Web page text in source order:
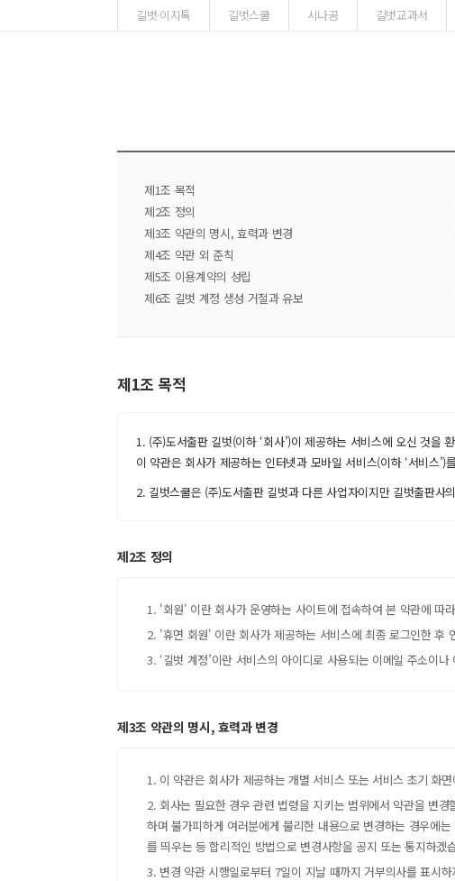
길벗·이지톡 길벗스쿨 시나공 길벗교과서
제1조 목적
제2조 정의
제3조 약관의 명시, 효력과 변경
제4조 약관 외 준칙
제5조 이용계약의 성립
제6조 길벗 계정 생성 거절과 유보
제1조 목적
1. (주)도서출판 길벗(이하 ‘회사’)이 제공하는 서비스에 오신 것을
이 약관은 회사가 제공하는 인터넷과 모바일 서비스(이하 ‘서비스
2. 길벗스쿨은 (주)도서출판 길벗과 다른 사업자이지만 길벗출판
제2조 정의
1. '회원' 이란 회사가 운영하는 사이트에 접속하여 본 약관에 따
2. '휴면 회원' 이란 회사가 제공하는 서비스에 최종 로그인한 후
3. ‘길벗 계정’이란 서비스의 아이디로 사용되는 이메일 주소이
제3조 약관의 명시, 효력과 변경
1. 이 약관은 회사가 제공하는 개별 서비스 또는 서비스 초기 화
2. 회사는 필요한 경우 관련 법령을 지키는 범위에서 약관을 변
하며 불가피하게 여러분에게 불리한 내용으로 변경하는 경우에
를 띄우는 등 합리적인 방법으로 변경사항을 공지 또는 통지하겠
3. 변경 약관 시행일로부터 7일이 지날 때까지 거부의사를 표시